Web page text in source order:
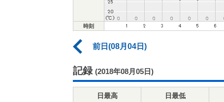
時刻
前日(08月04日)
記録 (2018年08月05日)
日最高
日最低